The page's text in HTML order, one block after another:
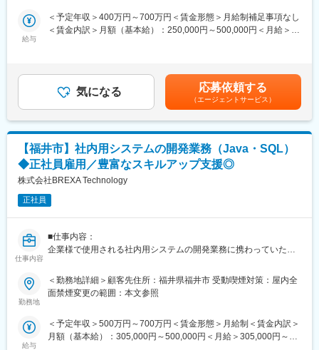
初めてこの分野に携わる方でも、発注元からのOJT（教育・レク
チャー）が非常に手厚いのが特徴です。法規制やドキュメントル
国家プロジェクトとして厳密にスケジュール管理されているた
め、残業は原則なし。「高負荷な現場を避けたい」「プライベー
トと両立したい」という方にとって最適な環境です。
・高い文書作成能力・対人力が磨かれる
国や省庁が相手となる文書作成・資料整備に携わるため、論理的
思考・文書構成力が大きく伸びます。関係各所とのやりとりによ
り、調整力・対人スキルも自然と強化されていきます。
・環境面の魅力もあり
勤務地である福井県は、自然に恵まれた環境。中でも新鮮な海の
○エンジニアとして就業しているが今後の将来のキャリアが不安
だ。
○きっちり人を育てる環境のある会社で働きたい。
面談の中で、業界や、会社の研修制度・福利厚生・プロジェクト
のことなど、気になっていらっしゃる疑問点について何でも答え
させて頂きます。
■県内の主なPJT先：【変更の範囲：会社の定める業務】
・自動車部品メーカーでの生産技術
・半導体メーカーでの品質管理
・大手PCメーカーのヘルプデスクなど
・Zoomにて技術研修を月数回開催！プログラミングや設計など幅
広いトピックスを用意
位に応じて給与UP！
・専門教育機関で技術取得が目指せる！
＜お取引社数3,900社＞
同業他社と比較をしても圧倒的なお取引社数を誇る当社。
給与
＜予定年収＞400万円～700万円＜賃金形態＞月給制補足事項なし
＜賃金内訳＞月額（基本給）：250,000円～500,000円＜月給＞
別昇給あり■手当：家族、住宅、引越費用負担、資格取得祝金、帰
省旅費、出張、赴任など賃金はあくまでも目安の金額であり、選
考を通じて上下する可能性があります。月給(月額)は固定手当を含
めた表記です。
気になる 応募依頼する
（エージェントサービス）
【福井市】社内用システムの開発業務（Java・SQL）
◆正社員雇用／豊富なスキルアップ支援◎
株式会社BREXA Technology
正社員
仕事内容
■仕事内容：
企業様で使用される社内用システムの開発業務に携わっていただ
でをお任せします。システム開発の伴う業務を設計からテストま
で携わることが可能です。
アウトソーシングテクノロジーは、世の中や生活を支える自動
車、家電、電子機器、半導体、産業機器、医療機器、ゲーム機、
勤務地
＜勤務地詳細＞顧客先住所：福井県福井市 受動喫煙対策：屋内全
面禁煙変更の範囲：本文参照
給与
＜予定年収＞500万円～700万円＜賃金形態＞月給制＜賃金内訳＞
月額（基本給）：305,000円～500,000円＜月給＞305,000円～